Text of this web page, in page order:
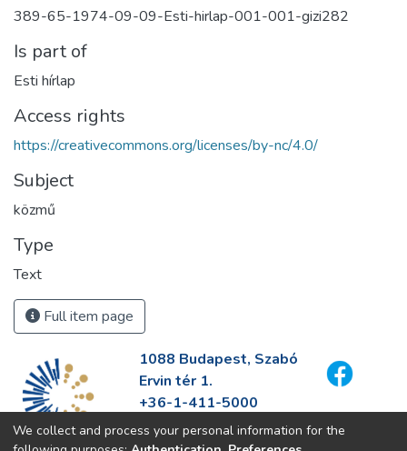
389-65-1974-09-09-Esti-hirlap-001-001-gizi282
Is part of
Esti hírlap
Access rights
https://creativecommons.org/licenses/by-nc/4.0/
Subject
közmű
Type
Text
Full item page
1088 Budapest, Szabó
Ervin tér 1.
+36-1-411-5000
info@fszek.hu
https://fszek.hu
We collect and process your personal information for the